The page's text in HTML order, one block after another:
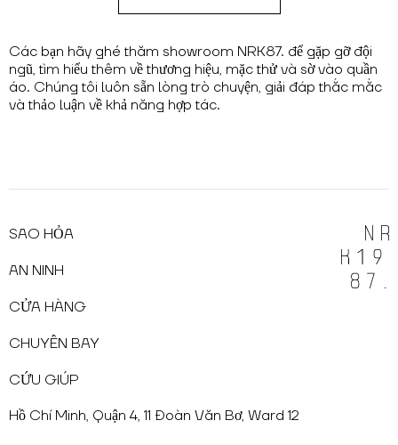
Các bạn hãy ghé thăm showroom NRK87. để gặp gỡ đội
ngũ, tìm hiểu thêm về thương hiệu, mặc thử và sờ vào quần
áo. Chúng tôi luôn sẵn lòng trò chuyện, giải đáp thắc mắc
và thảo luận về khả năng hợp tác.
SAO HỎA
AN NINH
CỬA HÀNG
CHUYẾN BAY
CỨU GIÚP
Hồ Chí Minh, Quận 4, 11 Đoàn Văn Bơ, Ward 12